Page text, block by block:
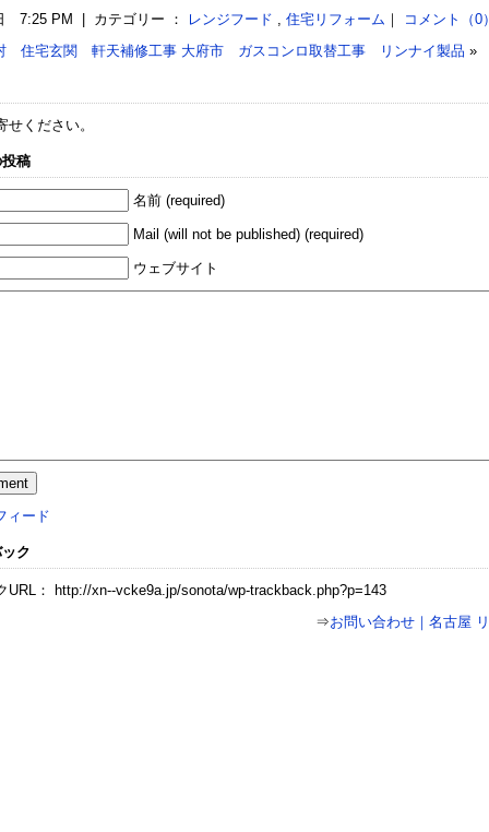
7:25 PM | カテゴリー ：
レンジフード , 住宅リフォーム ｜
コメント（0）
住宅玄関 軒天補修工事 大府市 ガスコンロ取替工事 リンナイ製品 »
せください。
稿
名前 (required)
Mail (will not be published) (required)
ウェブサイト
ィード
ック
URL：
http://xn--vcke9a.jp/sonota/wp-trackback.php?p=143
⇒お問い合わせ｜名古屋